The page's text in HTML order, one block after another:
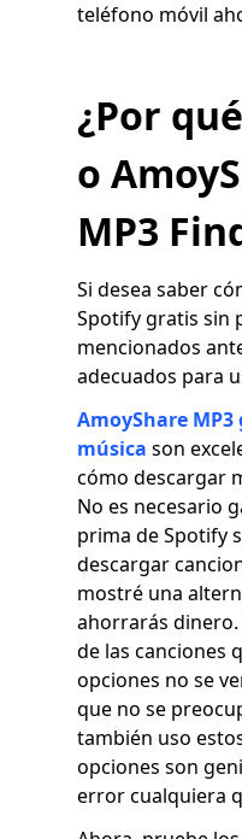
teléfono móvil
¿Por
o
MP3
Si desea saber
Spotify gratis sin
mencionados
adecuados para
AmoyShare
música son
cómo descargar
No es necesario
prima de Spotify
descargar
mostré una
ahorrarás
de las canciones
opciones no se
que no se
también uso
opciones son
error cualquiera